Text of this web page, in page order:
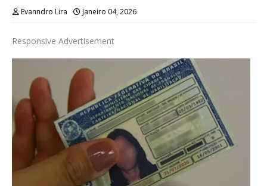
Evanndro Lira Janeiro 04, 2026
Responsive Advertisement